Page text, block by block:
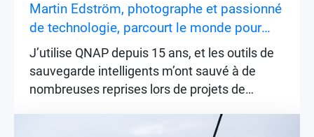
Martin Edström, photographe et passionné
de technologie, parcourt le monde pour
repousser les limites de la narration
J’utilise QNAP depuis 15 ans, et les outils de
sauvegarde intelligents m’ont sauvé à de
nombreuses reprises lors de projets de